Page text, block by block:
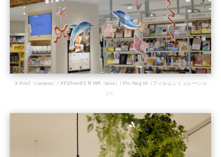
X-Pro2（camera）/ XF35mmF2 R WR（lens）/ Pro Neg.Hi（フィルムシミュレーショ
ン）